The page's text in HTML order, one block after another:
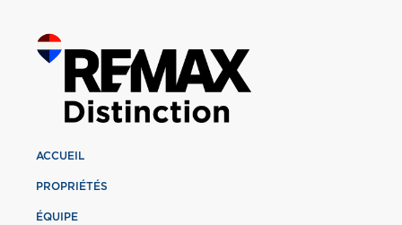
ACCUEIL
PROPRIÉTÉS
ÉQUIPE